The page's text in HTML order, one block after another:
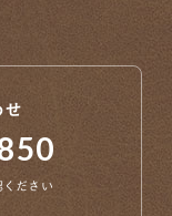
ください